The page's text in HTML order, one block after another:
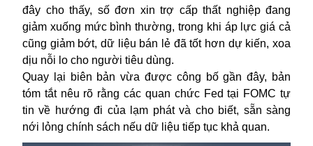
đây cho thấy, số đơn xin trợ cấp thất nghiệp đang
giảm xuống mức bình thường, trong khi áp lực giá cả
cũng giảm bớt, dữ liệu bán lẻ đã tốt hơn dự kiến, xoa
dịu nỗi lo cho người tiêu dùng.
Quay lại biên bản vừa được công bố gần đây, bản
tóm tắt nêu rõ rằng các quan chức Fed tại FOMC tự
tin về hướng đi của lạm phát và cho biết, sẵn sàng
nới lỏng chính sách nếu dữ liệu tiếp tục khả quan.